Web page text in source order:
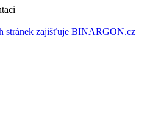
stránek zajišťuje BINARGON.cz